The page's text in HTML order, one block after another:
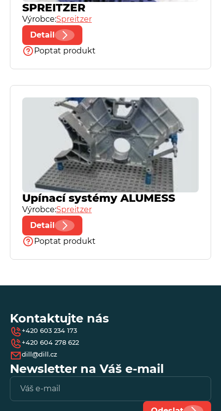
Spreitzer
TN United Kingdom, Ltd
SPREITZER
Výrobce:Spreitzer
Detail
Poptat produkt
Upínací systémy ALUMESS
Výrobce:Spreitzer
Detail
Poptat produkt
Kontaktujte nás
+420 603 234 173
+420 604 278 622
dill@dill.cz
Newsletter na Váš e-mail